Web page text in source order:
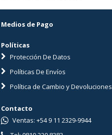
Medios de Pago
Políticas
Protección De Datos
Políticas De Envíos
Política de Cambio y Devoluciones
Contacto
Ventas: +54 9 11 2329-9944